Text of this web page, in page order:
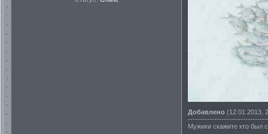
Добавлено (12.01.2013,
Мужики скажите кто был